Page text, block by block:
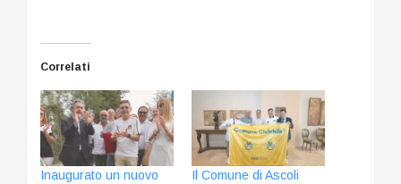
Correlati
Inaugurato un nuovo
Il Comune di Ascoli